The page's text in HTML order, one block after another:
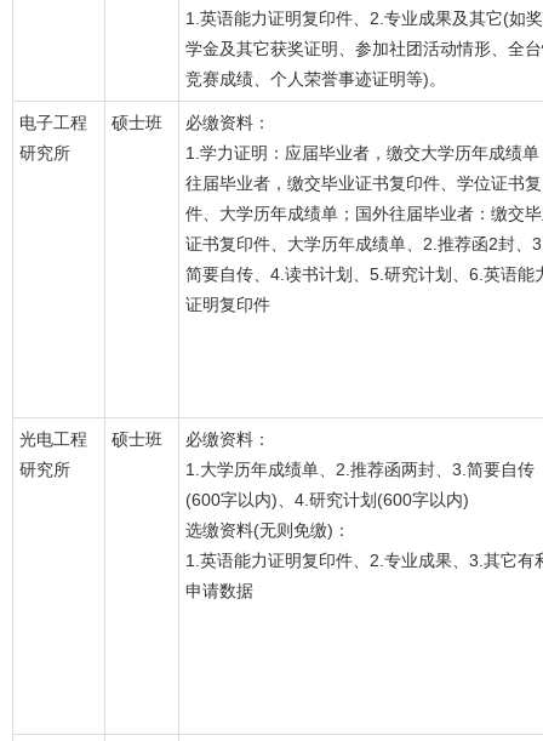
1.英语能力证明复印件、2.专业成果及其它(如奖
学金及其它获奖证明、参加社团活动情形、全
竞赛成绩、个人荣誉事迹证明等)。
电子工程
研究所
硕士班
必缴资料：
1.学力证明：应届毕业者，缴交大学历年成绩单
往届毕业者，缴交毕业证书复印件、学位证书
件、大学历年成绩单；国外往届毕业者：缴交
证书复印件、大学历年成绩单、2.推荐函2封、
简要自传、4.读书计划、5.研究计划、6.英语能
证明复印件
光电工程
研究所
硕士班
必缴资料：
1.大学历年成绩单、2.推荐函两封、3.简要自传
(600字以内)、4.研究计划(600字以内)
选缴资料(无则免缴)：
1.英语能力证明复印件、2.专业成果、3.其它有
申请数据